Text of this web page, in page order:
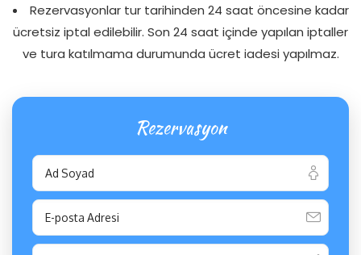
Rezervasyonlar tur tarihinden 24 saat öncesine kadar
ücretsiz iptal edilebilir. Son 24 saat içinde yapılan iptaller
ve tura katılmama durumunda ücret iadesi yapılmaz.
Rezervasyon